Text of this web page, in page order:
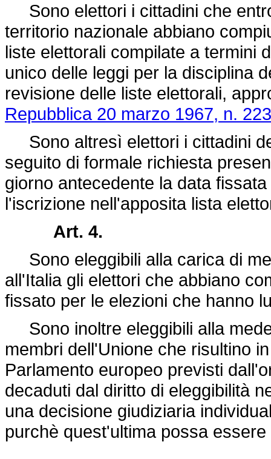
Sono elettori i cittadini che
territorio nazionale abbiano
liste elettorali compilate a termini
unico delle leggi per la disciplina
revisione delle liste elettorali,
Repubblica 20 marzo 1967, n.
Sono altresì elettori i cittadini
seguito di formale richiesta
giorno antecedente la data
l'iscrizione nell'apposita lista
Art. 4.
Sono eleggibili alla carica di
all'Italia gli elettori che abbiano
fissato per le elezioni che hanno
Sono inoltre eleggibili alla
membri dell'Unione che risultino
Parlamento europeo previsti
decaduti dal diritto di eleggibilità
una decisione giudiziaria
purchè quest'ultima possa